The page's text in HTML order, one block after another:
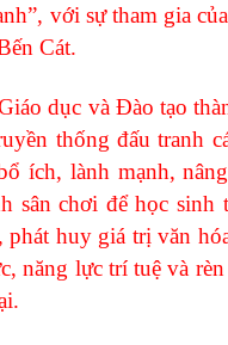
với sự tham gia
Cát.
dục và Đào tạo
thống đấu tranh
ích, lành mạnh,
sân chơi để học sinh
phát huy giá trị văn
năng lực trí tuệ và